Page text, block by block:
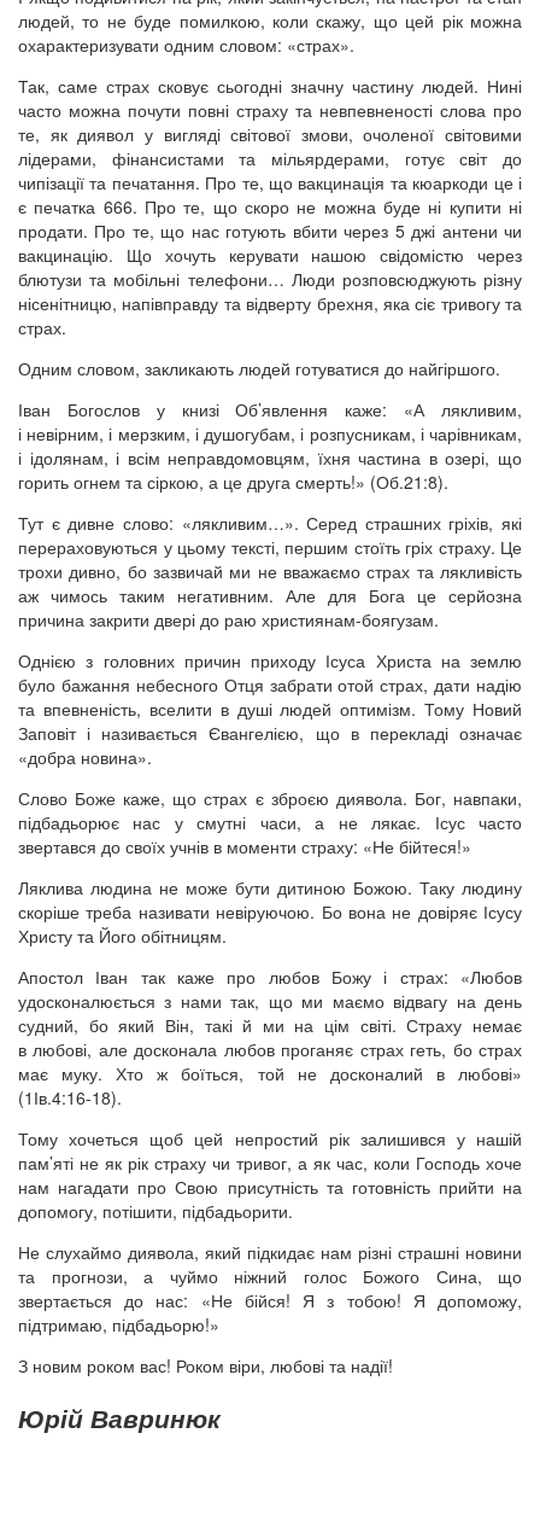
людей, то не буде помилкою, коли скажу, що цей рік можна
охарактеризувати одним словом: «страх».
Так, саме страх сковує сьогодні значну частину людей. Нині
часто можна почути повні страху та невпевненості слова про
те, як диявол у вигляді світової змови, очоленої світовими
лідерами, фінансистами та мільярдерами, готує світ до
чипізації та печатання. Про те, що вакцинація та кюаркоди це і
є печатка 666. Про те, що скоро не можна буде ні купити ні
продати. Про те, що нас готують вбити через 5 джі антени чи
вакцинацію. Що хочуть керувати нашою свідомістю через
блютузи та мобільні телефони… Люди розповсюджують різну
нісенітницю, напівправду та відверту брехня, яка сіє тривогу та
страх.
Одним словом, закликають людей готуватися до найгіршого.
Іван Богослов у книзі Об’явлення каже: «А лякливим,
і невірним, і мерзким, і душогубам, і розпусникам, і чарівникам,
і ідолянам, і всім неправдомовцям, їхня частина в озері, що
горить огнем та сіркою, а це друга смерть!» (Об.21:8).
Тут є дивне слово: «лякливим…». Серед страшних гріхів, які
перераховуються у цьому тексті, першим стоїть гріх страху. Це
трохи дивно, бо зазвичай ми не вважаємо страх та лякливість
аж чимось таким негативним. Але для Бога це серйозна
причина закрити двері до раю християнам-боягузам.
Однією з головних причин приходу Ісуса Христа на землю
було бажання небесного Отця забрати отой страх, дати надію
та впевненість, вселити в душі людей оптимізм. Тому Новий
Заповіт і називається Євангелією, що в перекладі означає
«добра новина».
Слово Боже каже, що страх є зброєю диявола. Бог, навпаки,
підбадьорює нас у смутні часи, а не лякає. Ісус часто
звертався до своїх учнів в моменти страху: «Не бійтеся!»
Ляклива людина не може бути дитиною Божою. Таку людину
скоріше треба називати невіруючою. Бо вона не довіряє Ісусу
Христу та Його обітницям.
Апостол Іван так каже про любов Божу і страх: «Любов
удосконалюється з нами так, що ми маємо відвагу на день
судний, бо який Він, такі й ми на цім світі. Страху немає
в любові, але досконала любов проганяє страх геть, бо страх
має муку. Хто ж боїться, той не досконалий в любові»
(1Ів.4:16-18).
Тому хочеться щоб цей непростий рік залишився у нашій
пам’яті не як рік страху чи тривог, а як час, коли Господь хоче
нам нагадати про Свою присутність та готовність прийти на
допомогу, потішити, підбадьорити.
Не слухаймо диявола, який підкидає нам різні страшні новини
та прогнози, а чуймо ніжний голос Божого Сина, що
звертається до нас: «Не бійся! Я з тобою! Я допоможу,
підтримаю, підбадьорю!»
З новим роком вас! Роком віри, любові та надії!
Юрій Вавринюк